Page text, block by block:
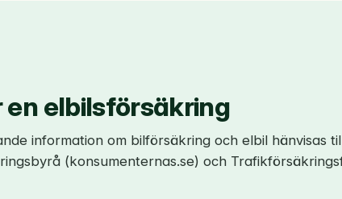
en elbilsförsäkring
information om bilförsäkring och elbil hänvisas
(konsumenternas.se) och